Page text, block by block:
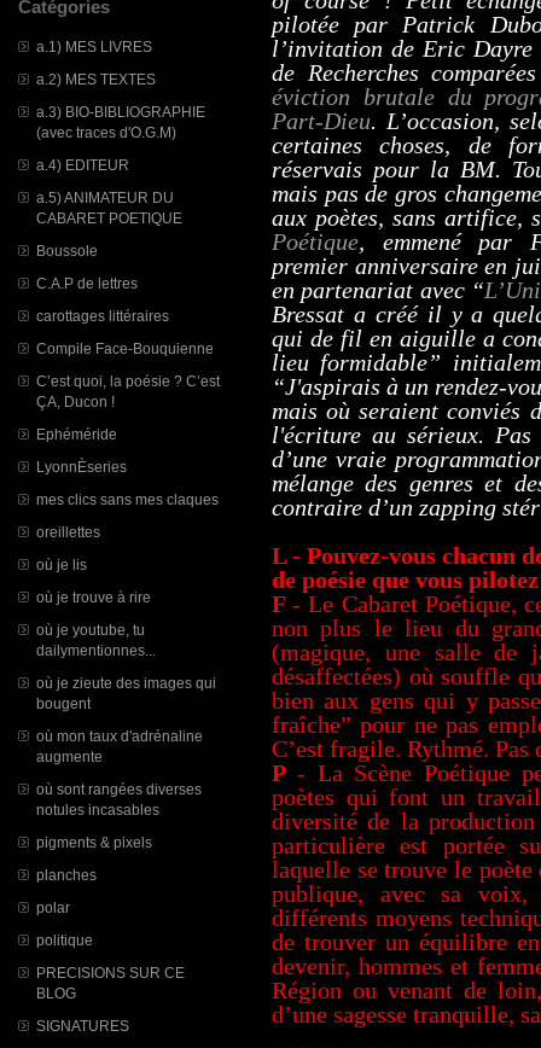
Catégories
a.1) MES LIVRES
a.2) MES TEXTES
a.3) BIO-BIBLIOGRAPHIE
(avec traces d'O.G.M)
a.4) EDITEUR
a.5) ANIMATEUR DU
CABARET POETIQUE
Boussole
C.A.P de lettres
carottages littéraires
Compile Face-Bouquienne
C’est quoi, la poésie ? C’est
ÇA, Ducon !
Ephéméride
LyonnÈseries
mes clics sans mes claques
oreillettes
où je lis
où je trouve à rire
où je youtube, tu
dailymentionnes...
où je zieute des images qui
bougent
où mon taux d'adrénaline
augmente
où sont rangées diverses
notules incasables
pigments & pixels
planches
polar
politique
PRECISIONS SUR CE
BLOG
SIGNATURES
pilotée par Patrick
l’invitation de Eric Dayre
de Recherches
éviction brutale du
Part-Dieu. L’occasion,
certaines choses, de
réservais pour la BM.
mais pas de gros
aux poètes, sans artifice,
Poétique, emmené par
premier anniversaire en
en partenariat avec “
Bressat a créé il y a
qui de fil en aiguille a
lieu formidable”
“J'aspirais à un rendez-
mais où seraient conviés
l'écriture au sérieux.
d’une vraie
mélange des genres et
contraire d’un zapping
L - Pouvez-vous chacun
de poésie que vous
F- Le Cabaret Poétique,
non plus le lieu du
(magique, une salle de
désaffectées) où souffle
bien aux gens qui y
fraîche” pour ne pas
C’est fragile. Rythmé. Pas
P - La Scène Poétique
poètes qui font un
diversité de la
particulière est portée
laquelle se trouve le
publique, avec sa
différents moyens
de trouver un équilibre
devenir, hommes et
Région ou venant de
d’une sagesse tranquille,